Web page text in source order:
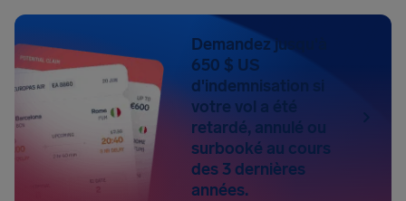
Demandez jusqu'à
650 $ US
d'indemnisation si
votre vol a été
retardé, annulé ou
surbooké au cours
des 3 dernières
années.